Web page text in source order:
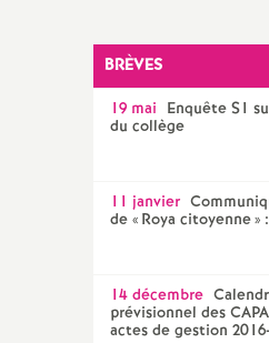
AED ET AESH
Documentalistes
BRÈVES
19 mai Enquête S1
du collège
11 janvier
de « Roya citoyenne» :
14 décembre
prévisionnel des
actes de gestion